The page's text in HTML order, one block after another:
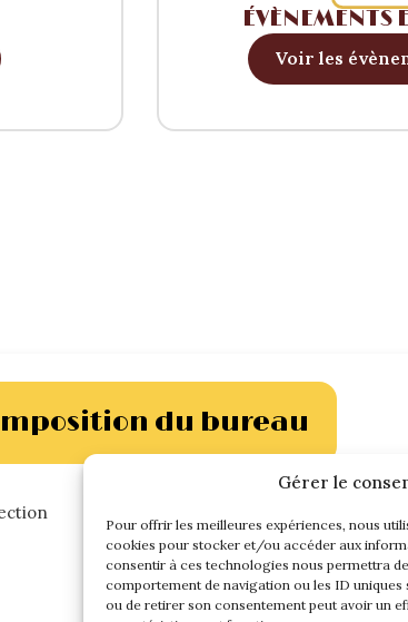
Gérer le
Pour offrir les meilleures expériences, nous
cookies pour stocker et/ou accéder aux
consentir à ces technologies nous permettra
comportement de navigation ou les ID uniques
ou de retirer son consentement peut avoir un
ÉVÈNEMENTS
Voir les
du bureau